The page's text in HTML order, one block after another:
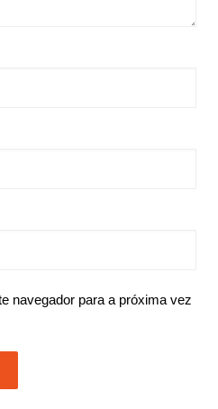
navegador para a próxima vez